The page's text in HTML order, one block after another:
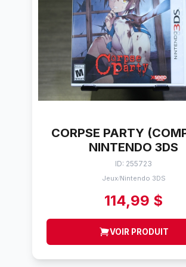
CORPSE PARTY
NINTENDO 3DS
ID: 255723
Jeux/Nintendo 3DS
114,99 $
VOIR PRODUIT